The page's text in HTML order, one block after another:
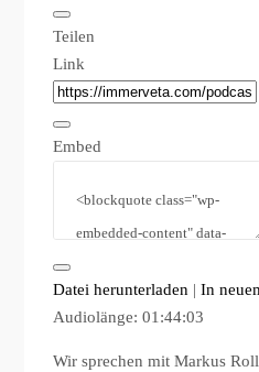
Teilen
Link
Embed
Datei herunterladen |In
Audiolänge: 01:44:03
Wir sprechen mit Markus